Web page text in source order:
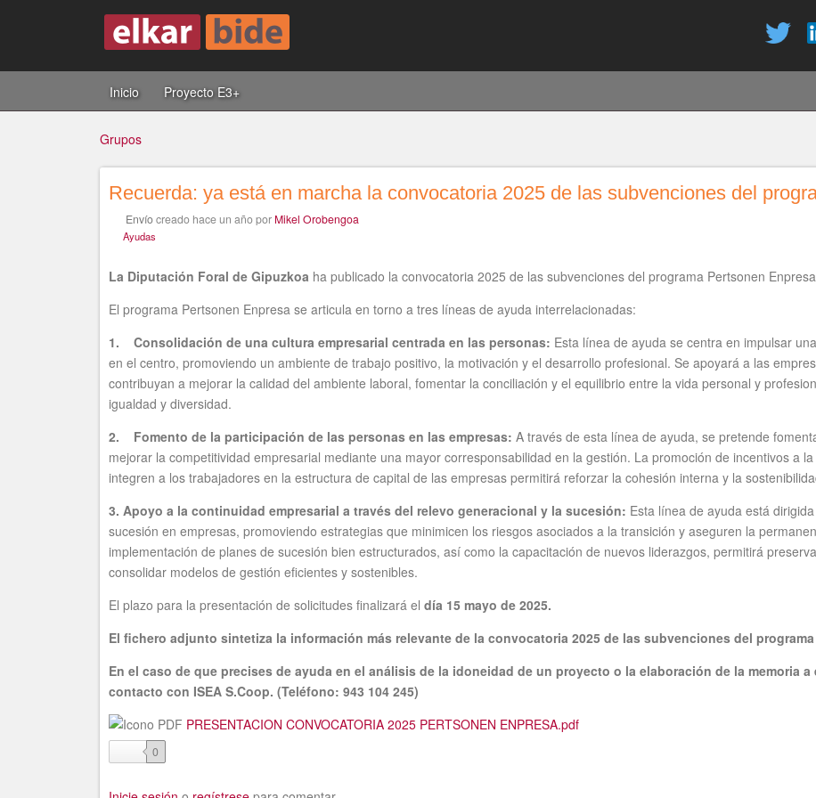
Inicio Proyecto E3+
Usted
está
aquí
Grupos
Recuerda: ya está en marcha la convocatoria 2025 de las subvenciones del
Envíocreado hace un añopor Mikel Orobengoa
Ayudas
La Diputación Foral de Gipuzkoa ha publicado la convocatoria 2025 de las subvenciones del programa Pertsonen
El programa Pertsonen Enpresa se articula en torno a tres líneas de ayuda interrelacionadas:
1. Consolidación de una cultura empresarial centrada en las personas: Esta línea de ayuda se centra en impulsar
en el centro, promoviendo un ambiente de trabajo positivo, la motivación y el desarrollo profesional. Se apoyará a las
contribuyan a mejorar la calidad del ambiente laboral, fomentar la conciliación y el equilibrio entre la vida personal y
igualdad y diversidad.
2. Fomento de la participación de las personas en las empresas: A través de esta línea de ayuda, se pretende
mejorar la competitividad empresarial mediante una mayor corresponsabilidad en la gestión. La promoción de incentivos a
integren a los trabajadores en la estructura de capital de las empresas permitirá reforzar la cohesión interna y la
3. Apoyo a la continuidad empresarial a través del relevo generacional y la sucesión: Esta línea de ayuda está
sucesión en empresas, promoviendo estrategias que minimicen los riesgos asociados a la transición y aseguren la
implementación de planes de sucesión bien estructurados, así como la capacitación de nuevos liderazgos, permitirá
consolidar modelos de gestión eficientes y sostenibles.
El plazo para la presentación de solicitudes finalizará el día 15 mayo de 2025.
El fichero adjunto sintetiza la información más relevante de la convocatoria 2025 de las subvenciones del
En el caso de que precises de ayuda en el análisis de la idoneidad de un proyecto o la elaboración de la memoria
contacto con ISEA S.Coop. (Teléfono: 943 104 245)
PRESENTACION CONVOCATORIA 2025 PERTSONEN ENPRESA.pdf
like0